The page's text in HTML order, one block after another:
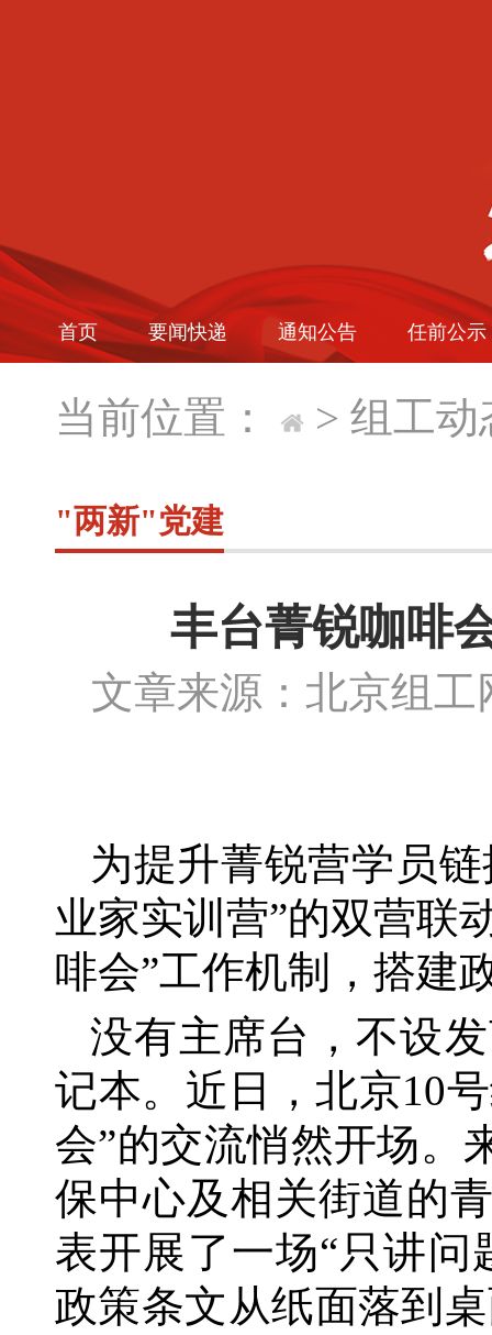
首页 要闻快递 通知公告 任前公示
当前位置： > 组工动
"两新"党建
丰台菁锐咖啡
文章来源：北京
为提升菁锐营学员
业家实训营”的双营联
啡会”工作机制，搭建
没有主席台，不设
记本。近日，北京10
会”的交流悄然开场。
保中心及相关街道的
表开展了一场“只讲
政策条文从纸面落到